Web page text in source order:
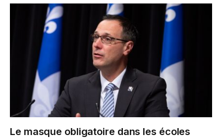
Le masque obligatoire dans les écoles